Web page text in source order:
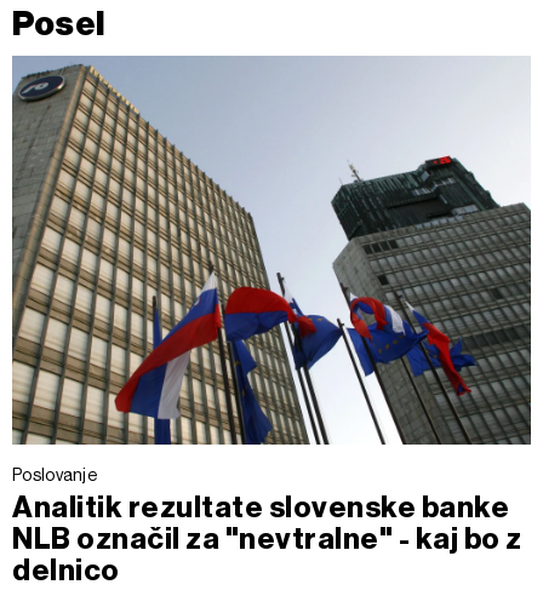
Posel
Poslovanje
Analitik rezultate slovenske banke
NLB označil za "nevtralne" - kaj bo z
delnico